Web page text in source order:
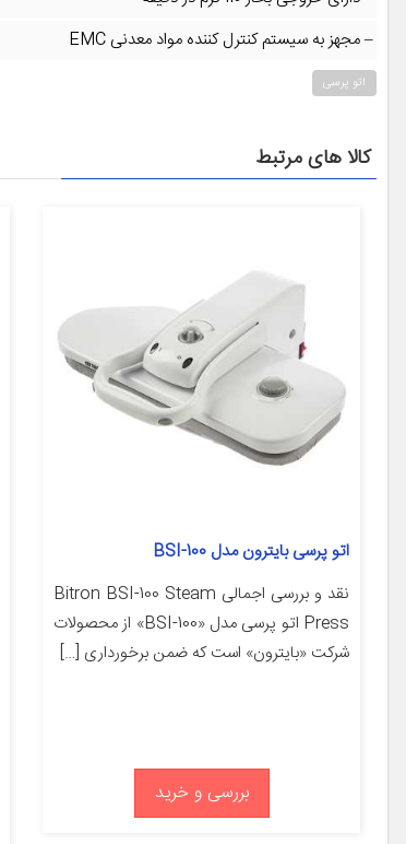
– مجهز به سیستم کنترل کننده مواد معدنی EMC
اتو پرسی
کالا های مرتبط
اتو پرسی بایترون مدل BSI-100
نقد و بررسی اجمالی Bitron BSI-100 Steam
Press اتو پرسی مدل «BSI-100» از محصولات
شرکت «بایترون» است که ضمن برخورداری […]
بررسی و خرید